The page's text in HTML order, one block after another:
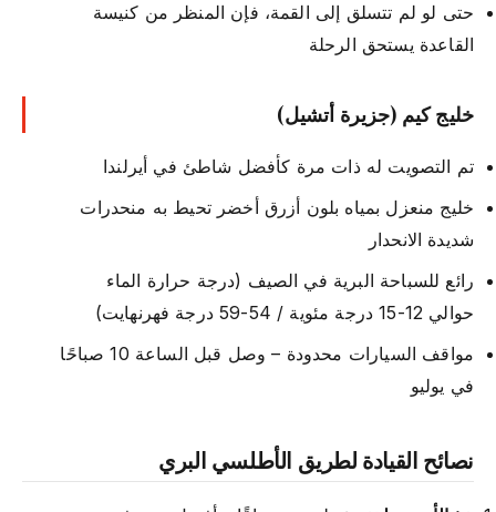
حتى لو لم تتسلق إلى القمة، فإن المنظر من كنيسة
القاعدة يستحق الرحلة
خليج كيم (جزيرة أتشيل)
تم التصويت له ذات مرة كأفضل شاطئ في أيرلندا
خليج منعزل بمياه بلون أزرق أخضر تحيط به منحدرات
شديدة الانحدار
رائع للسباحة البرية في الصيف (درجة حرارة الماء
حوالي 12-15 درجة مئوية / 54-59 درجة فهرنهايت)
مواقف السيارات محدودة – وصل قبل الساعة 10 صباحًا
في يوليو
نصائح القيادة لطريق الأطلسي البري